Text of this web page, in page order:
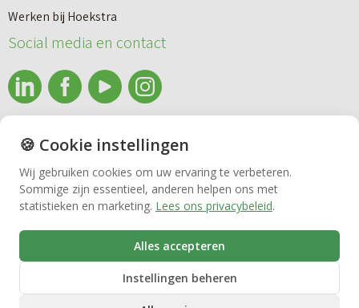
Nieuwbouw
Huren
Bedrijfsmakelaardij
Vastgoedbeheer
VvE beheer
Werken bij Hoekstra
Social media en contact
info@makelaardijhoekstra.nl
Alle contactgegevens
Bekijk de laatste nieuwsbrief van Makelaardij Hoekstra
Inschrijven nieuwsbrief Makelaardij Hoekstra
🍪 Cookie instellingen
Wij gebruiken cookies om uw ervaring te verbeteren.
Sommige zijn essentieel, anderen helpen ons met
statistieken en marketing. Lees ons privacybeleid.
Alles accepteren
Instellingen beheren